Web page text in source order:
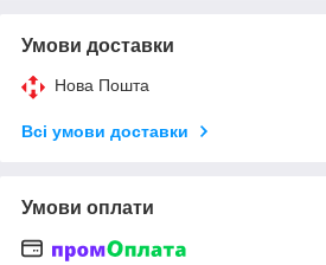
Умови доставки
Нова Пошта
Всі умови доставки
Умови оплати